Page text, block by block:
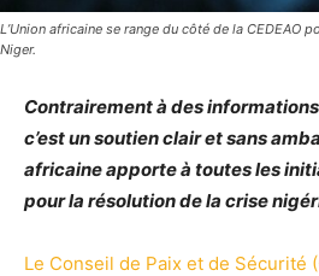
L’Union africaine se range du côté de la CEDEAO
Niger.
Contrairement à des
c’est un soutien clair et sans
africaine apporte à toutes les
pour la résolution de la crise
Le Conseil de Paix et de Sécurité